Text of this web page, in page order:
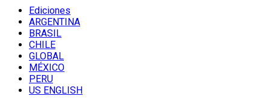
Ediciones
ARGENTINA
BRASIL
CHILE
GLOBAL
MÉXICO
PERU
US ENGLISH